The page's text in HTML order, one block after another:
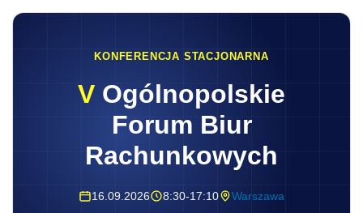
KONFERENCJA STACJONARNA
V Ogólnopolskie
Forum Biur
Rachunkowych
16.09.2026 8:30-17:10 Warszawa